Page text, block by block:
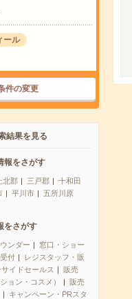
ール
件の変更
結果を見る
報をさがす
北郡 三戸郡
十和田
平川市
五所川原
をさがす
ンダー
窓口・ショー
付
レジスタッフ・販
サイドセールス
販売
ョン・コスメ）
販売
キャンペーン・PRスタ